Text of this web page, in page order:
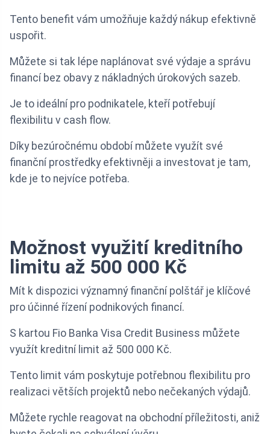
Tento benefit vám umožňuje každý nákup efektivně
uspořit.
Můžete si tak lépe naplánovat své výdaje a správu
financí bez obavy z nákladných úrokových sazeb.
Je to ideální pro podnikatele, kteří potřebují
flexibilitu v cash flow.
Díky bezúročnému období můžete využít své
finanční prostředky efektivněji a investovat je tam,
kde je to nejvíce potřeba.
Možnost využití kreditního
limitu až 500 000 Kč
Mít k dispozici významný finanční polštář je klíčové
pro účinné řízení podnikových financí.
S kartou Fio Banka Visa Credit Business můžete
využít kreditní limit až 500 000 Kč.
Tento limit vám poskytuje potřebnou flexibilitu pro
realizaci větších projektů nebo nečekaných výdajů.
Můžete rychle reagovat na obchodní příležitosti, aniž